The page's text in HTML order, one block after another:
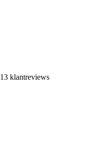
klantreviews